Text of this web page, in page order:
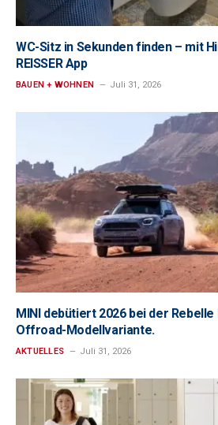
WC-Sitz in Sekunden finden – mit
REISSER App
BAUEN + WOHNEN Juli 31, 2026
MINI debütiert 2026 bei der
Offroad-Modellvariante.
AKTUELLES Juli 31, 2026